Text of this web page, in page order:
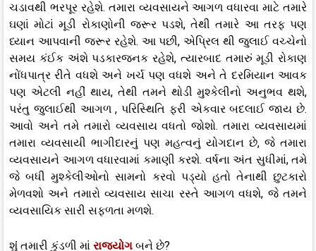
ચડાવથી ભરપૂર રહેશે. તમારા વ્યવસાયને આગળ વધારવા માટે તમારે
ઘણાં મોટાં મૂડી રોકાણોની જરૂર પડશે, તેથી તમારે આ તરફ પણ
ધ્યાન આપવાની જરૂર રહેશે. આ પછી, એપ્રિલ થી જુલાઈ વચ્ચેનો
સમય કંઈક અંશે પડકારજનક રહેશે, ત્યારબાદ તમારું મૂડી રોકાણ
નોંધપાત્ર રીતે વધશે અને ખર્ચ પણ વધશે અને તે દરમિયાન આવક
પણ એટલી નહીં થાય, તેથી તમને થોડી મુશ્કેલીનો અનુભવ થશે,
પરંતુ જુલાઈથી આગળ , પરિસ્થિતિ ફરી એકવાર બદલાઈ જાય છે.
આવો અને તમે તમારો વ્યવસાય વધતો જોશો. તમારા વ્યવસાયમાં
તમારા વ્યવસાયી ભાગીદારનું પણ મહત્વનું યોગદાન છે, જે તમારા
વ્યવસાયને આગળ વધારવામાં કમાણી કરશે. વર્ષના અંત સુધીમાં, તમે
જે બધી મુશ્કેલીઓનો સામનો કરવો પડ્યો હતો તેનાથી છુટકારો
મેળવશો અને તમારો વ્યવસાય સાચા રસ્તે આગળ વધશે, જે તમને
વ્યવસાયિક સારી સફળતા મળશે.
શુંં તમારી કુંડળી માં રાજયોગ બને છે?